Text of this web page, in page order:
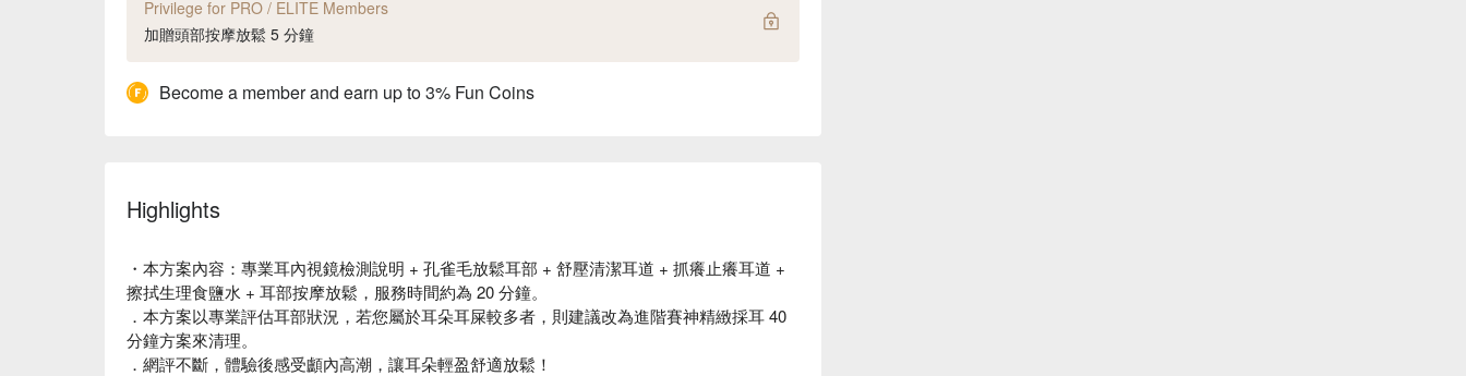
Privilege for PRO / ELITE Members
加贈頭部按摩放鬆 5 分鐘
Become a member and earn up to 3% Fun Coins
Highlights
・本方案內容：專業耳內視鏡檢測說明 + 孔雀毛放鬆耳部 + 舒壓清潔耳道 + 抓癢止癢耳道 +
擦拭生理食鹽水 + 耳部按摩放鬆，服務時間約為 20 分鐘。
．本方案以專業評估耳部狀況，若您屬於耳朵耳屎較多者，則建議改為進階賽神精緻採耳 40
分鐘方案來清理。
．網評不斷，體驗後感受顱內高潮，讓耳朵輕盈舒適放鬆！